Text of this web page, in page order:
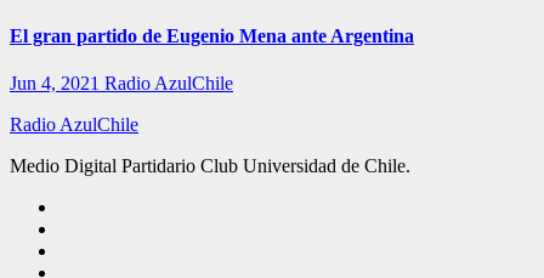
El gran partido de Eugenio Mena ante Argentina
Jun 4, 2021 Radio AzulChile
Radio AzulChile
Medio Digital Partidario Club Universidad de Chile.